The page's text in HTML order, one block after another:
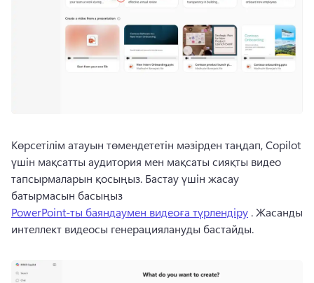
Көрсетілім атауын төмендететін мәзірден таңдап, Copilot
үшін мақсатты аудитория мен мақсаты сияқты видео
тапсырмаларын қосыңыз. Бастау үшін жасау
батырмасын басыңыз
PowerPoint-ты баяндаумен видеоға түрлендіру . Жасанды
интеллект видеосы генерациялануды бастайды.